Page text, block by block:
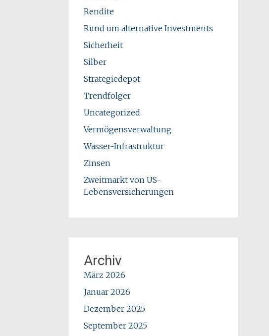
Rendite
Rund um alternative Investments
Sicherheit
Silber
Strategiedepot
Trendfolger
Uncategorized
Vermögensverwaltung
Wasser-Infrastruktur
Zinsen
Zweitmarkt von US-
Lebensversicherungen
Archiv
März 2026
Januar 2026
Dezember 2025
September 2025